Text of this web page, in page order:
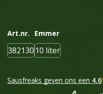
Art.nr.
382130
Emmer
10 liter
Sausfreaks geven ons een 4.6